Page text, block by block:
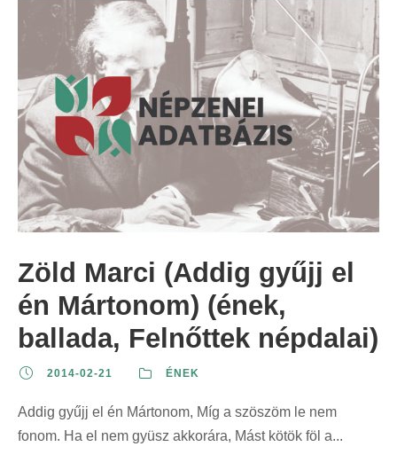
Zöld Marci (Addig gyűjj el
én Mártonom) (ének,
ballada, Felnőttek népdalai)
2014-02-21 ÉNEK
Addig gyűjj el én Mártonom, Míg a szöszöm le nem
fonom. Ha el nem gyüsz akkorára, Mást kötök föl a...